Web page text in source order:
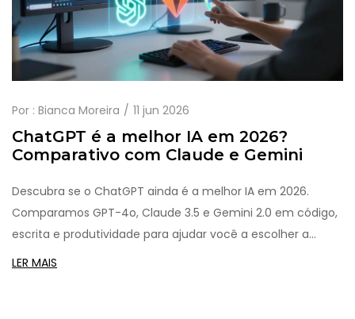
Por : Bianca Moreira 11 jun 2026
ChatGPT é a melhor IA em 2026?
Comparativo com Claude e Gemini
Descubra se o ChatGPT ainda é a melhor IA em 2026.
Comparamos GPT-4o, Claude 3.5 e Gemini 2.0 em código,
escrita e produtividade para ajudar você a escolher a
ferramenta ideal.
LER MAIS